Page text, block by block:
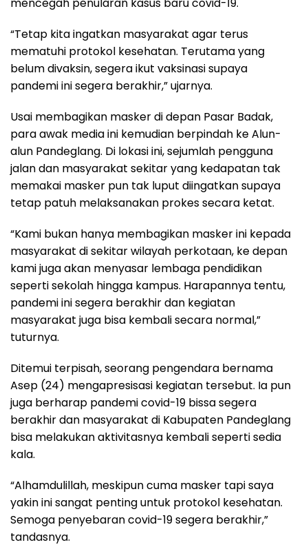
“Tetap kita ingatkan masyarakat agar terus
mematuhi protokol kesehatan. Terutama yang
belum divaksin, segera ikut vaksinasi supaya
pandemi ini segera berakhir,” ujarnya.
Usai membagikan masker di depan Pasar Badak,
para awak media ini kemudian berpindah ke Alun-
alun Pandeglang. Di lokasi ini, sejumlah pengguna
jalan dan masyarakat sekitar yang kedapatan tak
memakai masker pun tak luput diingatkan supaya
tetap patuh melaksanakan prokes secara ketat.
“Kami bukan hanya membagikan masker ini kepada
masyarakat di sekitar wilayah perkotaan, ke depan
kami juga akan menyasar lembaga pendidikan
seperti sekolah hingga kampus. Harapannya tentu,
pandemi ini segera berakhir dan kegiatan
masyarakat juga bisa kembali secara normal,”
tuturnya.
Ditemui terpisah, seorang pengendara bernama
Asep (24) mengapresisasi kegiatan tersebut. Ia pun
juga berharap pandemi covid-19 bissa segera
berakhir dan masyarakat di Kabupaten Pandeglang
bisa melakukan aktivitasnya kembali seperti sedia
kala.
“Alhamdulillah, meskipun cuma masker tapi saya
yakin ini sangat penting untuk protokol kesehatan.
Semoga penyebaran covid-19 segera berakhir,”
tandasnya.